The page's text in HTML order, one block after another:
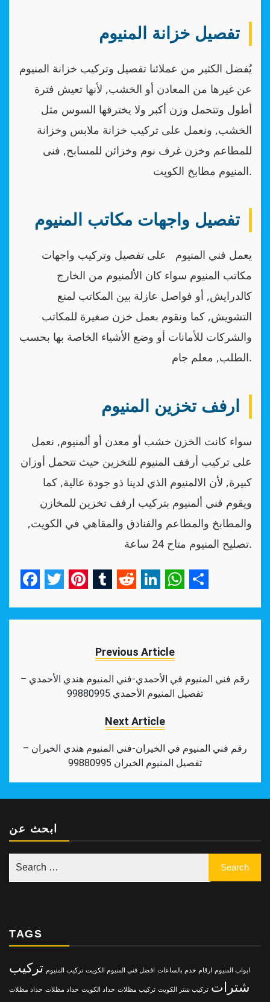
تفصيل خزانة المنيوم
يُفضل الكثير من عملائنا تفصيل وتركيب خزانة المنيوم
عن غيرها من المعادن أو الخشب, لأنها تعيش فترة
أطول وتتحمل وزن أكبر ولا يخترقها السوس مثل
الخشب, ونعمل على تركيب خزانة ملابس وخزانة
للمطاعم وخزن غرف نوم وخزائن للمسابح, فنى
المنيوم مطابخ الكويت.
تفصيل واجهات مكاتب المنيوم
يعمل فني المنيوم على تفصيل وتركيب واجهات
مكاتب المنيوم سواء كان الألمنيوم من الخارج
كالدرايش, أو فواصل عازلة بين المكاتب لمنع
التشويش, كما ونقوم بعمل خزن صغيرة للمكاتب
والشركات للأمانات أو وضع الأشياء الخاصة بها بحسب
الطلب, معلم جام.
ارفف تخزين المنيوم
سواء كانت الخزن خشب أو معدن أو ألمنيوم, نعمل
على تركيب أرفف المنيوم للتخزين حيث تتحمل أوزان
كبيرة, لأن الالمنيوم الذي لدينا ذو جودة عالية, كما
ويقوم فني ألمنيوم بتركيب ارفف تخزين للمخازن
والمطابخ والمطاعم والفنادق والمقاهي في الكويت,
تصليح المنيوم متاح 24 ساعة.
Previous Article
رقم فني المنيوم في الأحمدي-فني المنيوم هندي الأحمدي –
تفصيل المنيوم الأحمدي 99880995
Next Article
رقم فني المنيوم في الخيران-فني المنيوم هندي الخيران –
تفصيل المنيوم الخيران 99880995
ابحث عن
TAGS
ابواب المنيوم ارقام خدم بالساعات افضل فني المنيوم الكويت تركيب المنيوم تركيب
شترات تركيب شتر الكويت تركيب مظلات حداد الكويت حداد مظلات حداد مظلات